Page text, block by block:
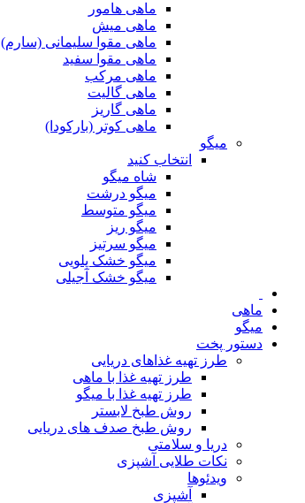
ماهی هامور
ماهی میش
ماهی مقوا سلیمانی (سارم)
ماهی مقوا سفید
ماهی مرکب
ماهی گالیت
ماهی گاریز
ماهی کوتر (بارکودا)
میگو
انتخاب کنید
شاه میگو
میگو درشت
میگو متوسط
میگو ریز
میگو سرتیز
میگو خشک پلویی
میگو خشک آجیلی
ماهی
میگو
دستور پخت
طرز تهیه غذاهای دریایی
طرز تهیه غذا با ماهی
طرز تهیه غذا با میگو
روش طبخ لابستر
روش طبخ صدف های دریایی
دریا و سلامتی
نکات طلایی آشپزی
ویدئوها
آشپزی